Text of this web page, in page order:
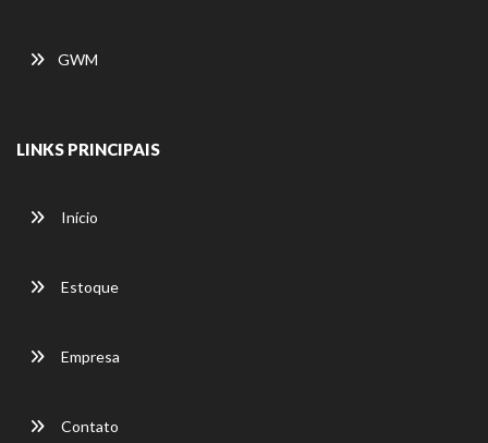
GWM
LINKS PRINCIPAIS
Início
Estoque
Empresa
Contato